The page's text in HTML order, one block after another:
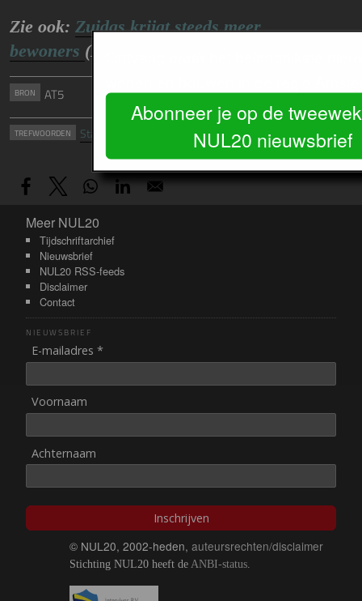
Zie ook: Zuidas krijgt steeds meer
bewoners (NUL20, juli 2014)
BRON AT5
TREFWOORDEN Stadsdeel Zuid WONINGPRODUCTIE
Meer NUL20
Meer NUL20
Tijdschriftarchief
Nieuwsbrief
NUL20 RSS-feeds
Disclaimer
Contact
NIEUWSBRIEF
E-mailadres *
Voornaam
Achternaam
Inschrijven
© NUL20, 2002-heden, auteursrechten/disclaimer
Stichting NUL20 heeft de ANBI-status.
Image
Abonneer je op de
NUL20 nieuwsbrief